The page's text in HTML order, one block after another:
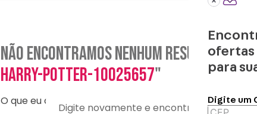
para
Digite um
Não encontramos nenhum resultado
harry-potter-10025657"
O que eu devo fazer?
Digite novamente e encontre o que precisa